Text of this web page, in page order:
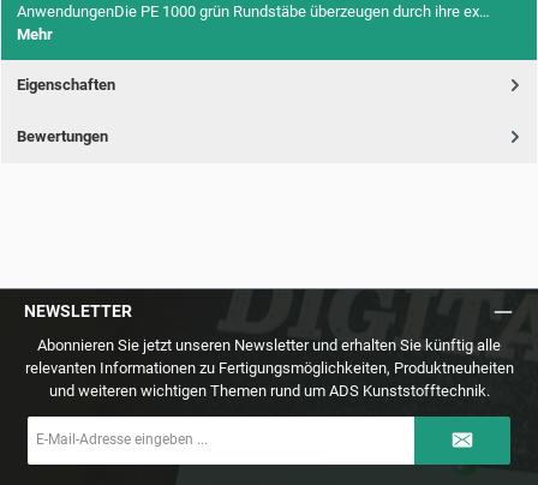
AnwendungenDie PE 1000 grün Rundstäbe überzeugen durch ihre ex…
Mehr
Eigenschaften
Bewertungen
NEWSLETTER
Abonnieren Sie jetzt unseren Newsletter und erhalten Sie künftig alle
relevanten Informationen zu Fertigungsmöglichkeiten, Produktneuheiten
und weiteren wichtigen Themen rund um ADS Kunststofftechnik.
Mail-